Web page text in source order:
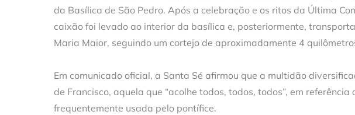
da Basílica de São Pedro. Após a celebração e os ritos da Última
caixão foi levado ao interior da basílica e, posteriormente,
Maria Maior, seguindo um cortejo de aproximadamente 4
Em comunicado oficial, a Santa Sé afirmou que a multidão
de Francisco, aquela que “acolhe todos, todos, todos”, em referência
frequentemente usada pelo pontífice.